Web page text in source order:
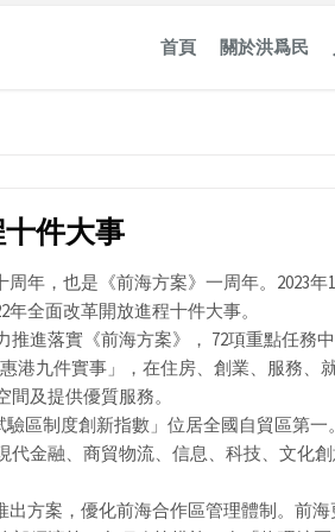
首頁 關於洪爲民
件大事
周年，也是《前海方案》一周年。2023
全面改革開放進程十件大事。
進落實《前海方案》， 72項重點任務
港九件實事」，在住房、創業、服務、
及提供優質服務。
驗區制度創新指數」位居全國自貿區第
代金融、商貿物流、信息、科技、文化
出方案，優化前海合作區管理體制。前